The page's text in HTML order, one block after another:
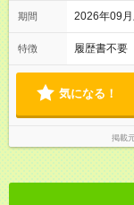
期間 2026年09
特徴 履歴書不要
気になる！
掲載